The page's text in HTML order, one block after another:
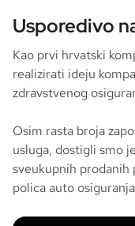
Usporedivo
Kao prvi hrvatski
realizirati ideju
zdravstvenog
Osim rasta broja
usluga, dostigli smo
sveukupnih
polica auto